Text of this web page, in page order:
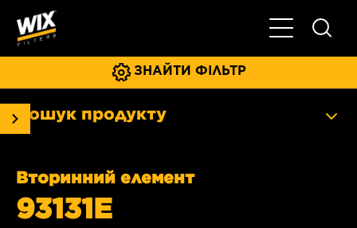
Увімкнути/
ЗНАЙТИ ФІЛЬТР
Пошук продукту
Вторинний елемент
93131E